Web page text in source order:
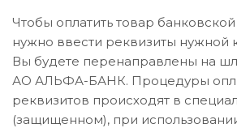
Чтобы оплатить товар
нужно ввести реквизиты нужной
Вы будете перенаправлены на
АО АЛЬФА-БАНК. Процедуры
реквизитов происходят в
(защищенном), при